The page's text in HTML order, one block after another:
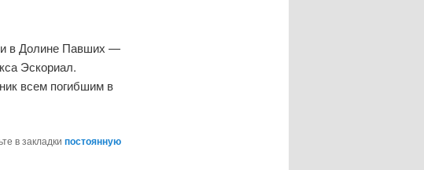
в Долине Павших —
Эскориал.
всем погибшим в
в закладки постоянную